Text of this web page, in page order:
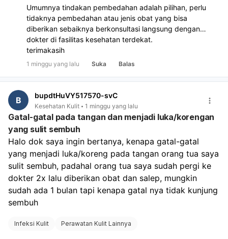
Umumnya tindakan pembedahan adalah pilihan, perlu
tidaknya pembedahan atau jenis obat yang bisa
diberikan sebaiknya berkonsultasi langsung dengan
dokter di fasilitas kesehatan terdekat.
terimakasih
1 minggu yang lalu Suka Balas
B bupdtHuVY517570-svC
Kesehatan Kulit 1 minggu yang lalu
Gatal-gatal pada tangan dan menjadi luka/korengan
yang sulit sembuh
Halo dok saya ingin bertanya, kenapa gatal-gatal
yang menjadi luka/koreng pada tangan orang tua saya
sulit sembuh, padahal orang tua saya sudah pergi ke
dokter 2x lalu diberikan obat dan salep, mungkin
sudah ada 1 bulan tapi kenapa gatal nya tidak kunjung
sembuh
Infeksi Kulit Perawatan Kulit Lainnya